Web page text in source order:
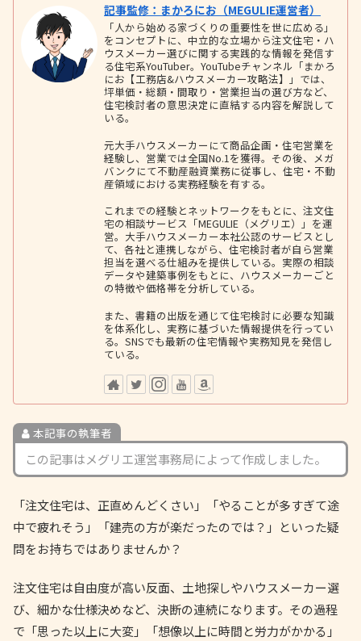
記事監修：まかろにお（MEGULIE運営者）
「人から始める家づくりの重要性を世に広める」
をコンセプトに、中立的な立場から注文住宅・ハ
ウスメーカー選びに関する実践的な情報を発信す
る住宅系YouTuber。YouTubeチャンネル「まかろ
にお【工務店&ハウスメーカー攻略法】」では、
坪単価・総額・間取り・営業担当の選び方など、
住宅検討者の意思決定に直結する内容を解説して
いる。
元大手ハウスメーカーにて商品企画・住宅営業を
経験し、営業では全国No.1を獲得。その後、メガ
バンクにて不動産融資業務に従事し、住宅・不動
産領域における実務経験を有する。
これまでの経験とネットワークをもとに、注文住
宅の相談サービス「MEGULIE（メグリエ）」を運
営。大手ハウスメーカー本社公認のサービスとし
て、各社と連携しながら、住宅検討者が自ら営業
担当を選べる仕組みを提供している。実際の相談
データや建築事例をもとに、ハウスメーカーごと
の特徴や価格帯を分析している。
また、書籍の出版を通じて住宅検討に必要な知識
を体系化し、実務に基づいた情報提供を行ってい
る。SNSでも最新の住宅情報や実務知見を発信し
ている。
本記事の執筆者
この記事はメグリエ運営事務局によって作成しました。
「注文住宅は、正直めんどくさい」「やることが多すぎて途
中で疲れそう」「建売の方が楽だったのでは？」といった疑
問をお持ちではありませんか？
注文住宅は自由度が高い反面、土地探しやハウスメーカー選
び、細かな仕様決めなど、決断の連続になります。その過程
で「思った以上に大変」「想像以上に時間と労力がかかる」